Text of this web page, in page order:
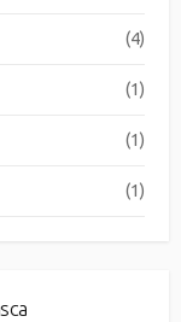
(4)
(1)
(1)
(1)